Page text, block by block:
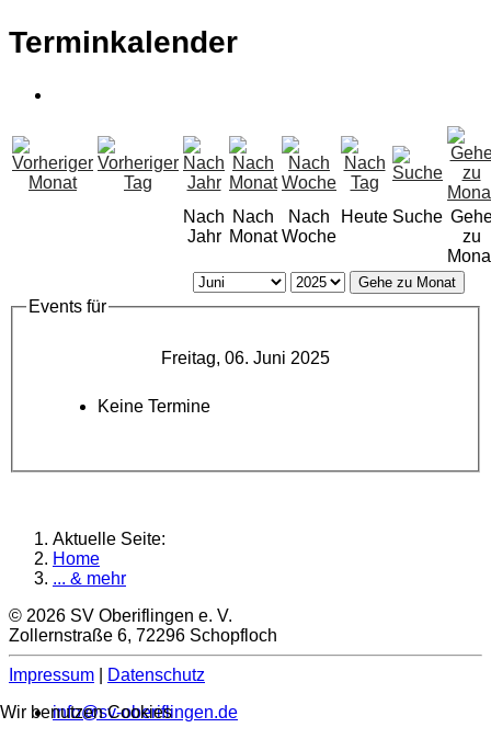
Terminkalender
Nach
Jahr
Nach
Monat
Nach
Woche
Heute Suche
zu
Gehe zu Monat
Events für
Freitag, 06. Juni 2025
Keine Termine
Aktuelle Seite:
Home
... & mehr
© 2026 SV Oberiflingen e. V.
Zollernstraße 6, 72296 Schopfloch
Impressum
Datenschutz
info@sv-oberiflingen.de
Wir benutzen Cookies